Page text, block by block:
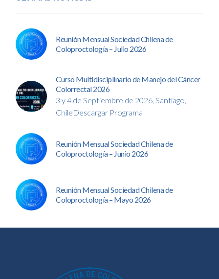
Reunión Mensual Sociedad Chilena de
Coloproctología – Julio 2026
Curso Multidisciplinario de Manejo del Cáncer
Colorrectal 2026
3 y 4 de Septiembre de 2026, Santiago,
ChileDescargar Programa
Reunión Mensual Sociedad Chilena de
Coloproctología – Junio 2026
Reunión Mensual Sociedad Chilena de
Coloproctología – Mayo 2026